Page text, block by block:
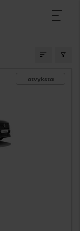
atvyksta